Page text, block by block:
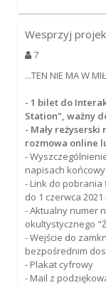
Wesprzyj
7
...TEN NIE MA W
- 1 bilet do
Station", ważny
- Mały reżyserski
rozmowa online
-
napisach
- Link do
do 1 czerwca 2021
- Aktualny numer
okultystycznego
- Wejście do
bezpośrednim
- Plakat cyfrowy
- Mail z